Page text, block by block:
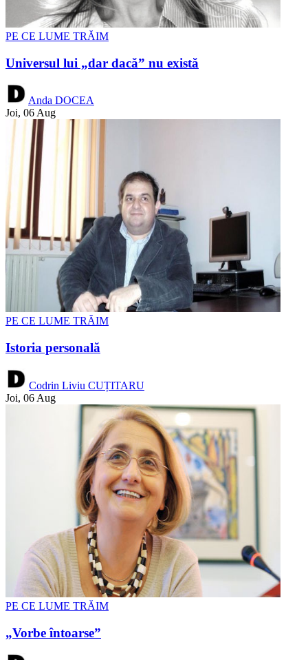
PE CE LUME TRĂIM
Universul lui „dar dacă” nu există
Anda DOCEA
Joi, 06 Aug
PE CE LUME TRĂIM
Istoria personală
Codrin Liviu CUȚITARU
Joi, 06 Aug
PE CE LUME TRĂIM
„Vorbe întoarse”